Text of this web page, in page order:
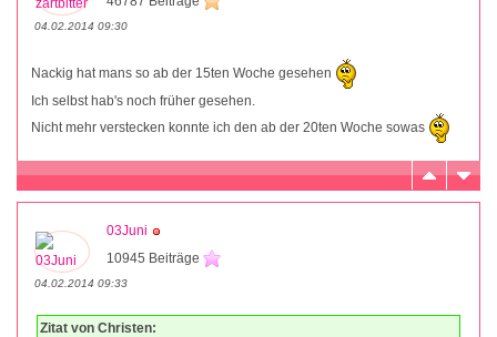
04.02.2014 09:30
Nackig hat mans so ab der 15ten Woche gesehen
Ich selbst hab's noch früher gesehen.
Nicht mehr verstecken konnte ich den ab der 20ten Woche sowas
03Juni
10945 Beiträge
04.02.2014 09:33
Zitat von Christen: